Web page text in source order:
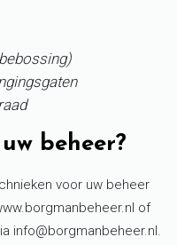
beheer?
voor uw beheer
of
info@borgmanbeheer.nl.